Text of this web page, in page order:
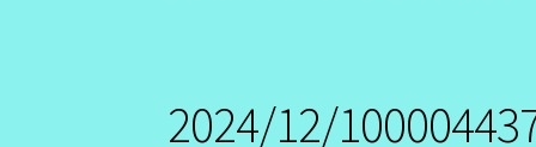
2024/12/